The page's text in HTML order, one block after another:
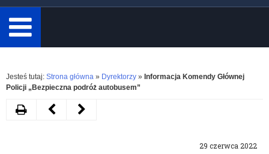
minimum
3
znaki.
Rozwiń
Jesteś tutaj: Strona główna » Dyrektorzy » Informacja Komendy Głównej
Policji „Bezpieczna podróż autobusem”
29 czerwca 2022
DrukujNastępnyPoprzedni